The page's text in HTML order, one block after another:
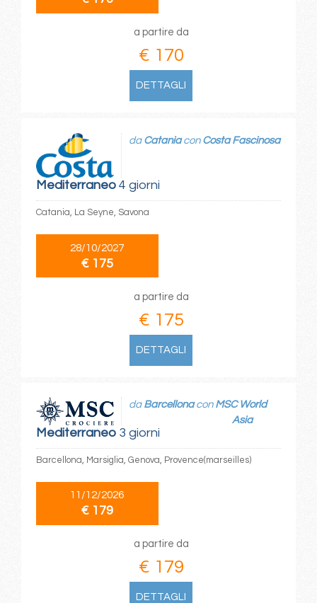
a partire da
€ 170
DETTAGLI
Mediterraneo4 giorni
da Cataniacon Costa Fascinosa
Catania, La Seyne, Savona
28/10/2027
€ 175
a partire da
€ 175
DETTAGLI
Mediterraneo3 giorni
da Barcellonacon MSC World
Asia
Barcellona, Marsiglia, Genova, Provence(marseilles)
11/12/2026
€ 179
a partire da
€ 179
DETTAGLI